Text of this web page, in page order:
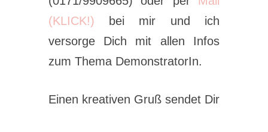
(KLICK!) bei mir und ich
versorge Dich mit allen Infos
zum Thema DemonstratorIn.
Einen kreativen Gruß sendet Dir